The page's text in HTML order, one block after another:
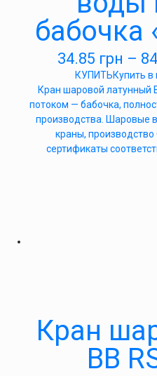
бабочка
34.85 грн –
КУПИТЬКупить в
Кран шаровой латунный
потоком — бабочка,
производства. Шаровые
краны,
сертификаты
Кран
ВВ